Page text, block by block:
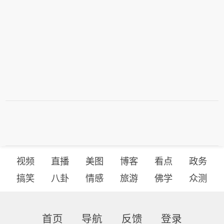
视频 直播 美图 博客 看点
政务
搞笑
八卦 情感 旅游 佛学 众测
首页 导航 反馈 登录